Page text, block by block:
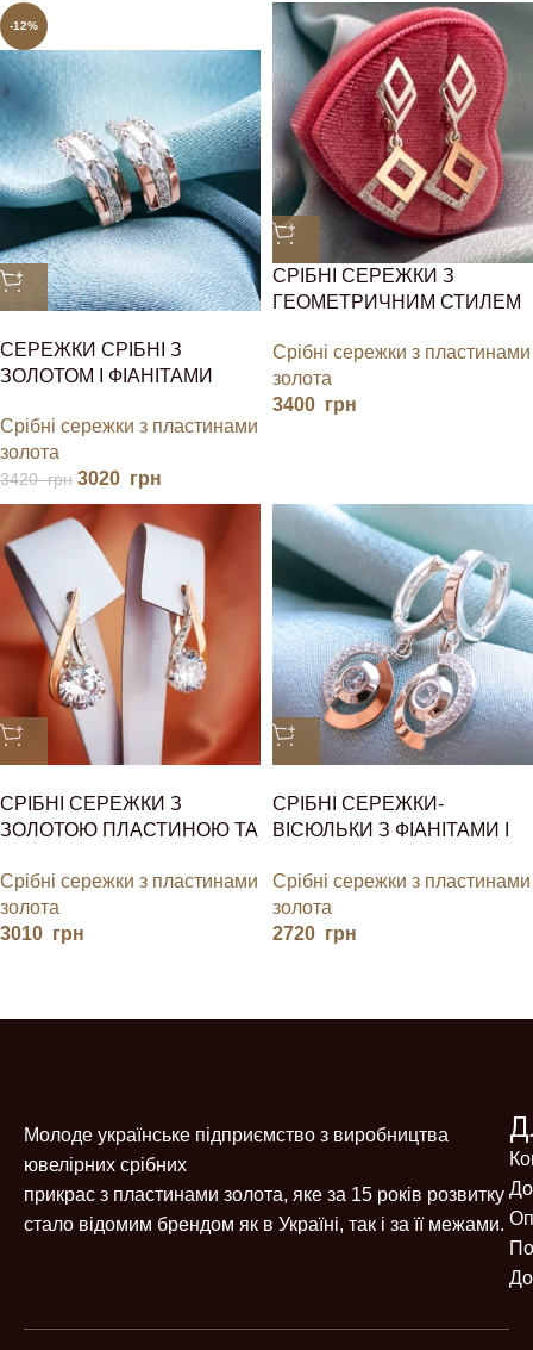
-12%
СЕРЕЖКИ СРІБНІ З
ЗОЛОТОМ І ФІАНІТАМИ
Срібні сережки з пластинами
золота
3420грн 3020 грн
СРІБНІ СЕРЕЖКИ З
ГЕОМЕТРИЧНИМ СТИЛЕМ
Срібні сережки з пластинами
золота
3400 грн
СРІБНІ СЕРЕЖКИ З
ЗОЛОТОЮ ПЛАСТИНОЮ ТА
АНГЛІЙСЬКА ЗАСТІБКА
Срібні сережки з пластинами
золота
3010 грн
СРІБНІ СЕРЕЖКИ-
ВІСЮЛЬКИ З ФІАНІТАМИ І
Срібні сережки з пластинами
золота
2720 грн
Молоде українське підприємство з виробництва
ювелірних срібних
прикрас з пластинами золота, яке за 15 років розвитку
стало відомим брендом як в Україні, так і за її межами.